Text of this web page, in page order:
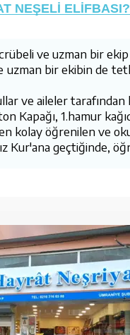
NEŞELİ ELİFBASI?
ve uzman bir ekip
uzman bir ekibin de
ve aileler
Kapağı, 1.hamur
kolay öğrenilen ve
Kur'ana geçtiğinde,